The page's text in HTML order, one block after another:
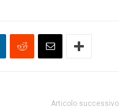
Articolo successivo